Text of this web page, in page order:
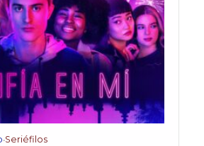
•Seriéfilos